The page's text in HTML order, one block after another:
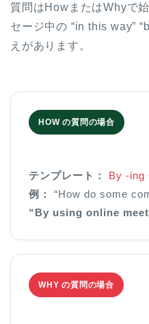
質問はHowまたはWhyで
セージ中の “in this way”
えがあります。
HOW の質問の場合
テンプレート：
By -ing
例：
“How do some
“By using online
WHY の質問の場合